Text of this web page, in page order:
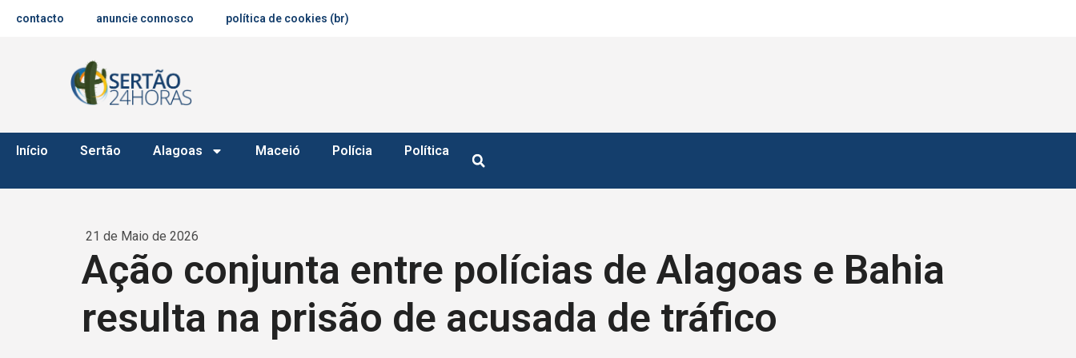
contacto anuncie connosco política de cookies (br)
Início Sertão Alagoas Maceió Polícia Política
21 de Maio de 2026
Ação conjunta entre polícias de Alagoas e Bahia
resulta na prisão de acusada de tráfico